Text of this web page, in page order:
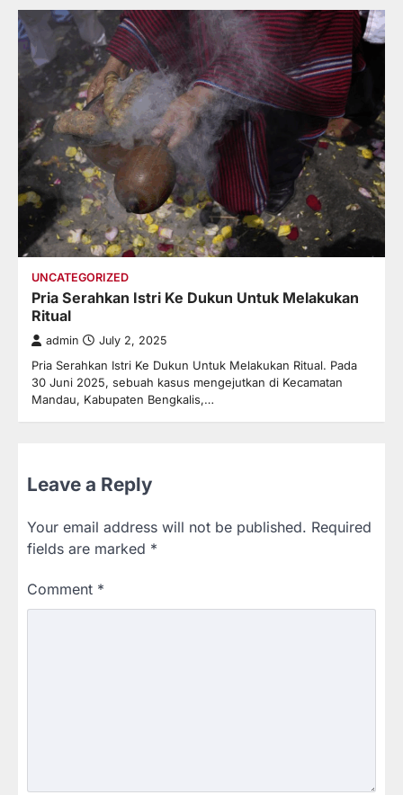
UNCATEGORIZED
Pria Serahkan Istri Ke Dukun Untuk Melakukan
Ritual
admin July 2, 2025
Pria Serahkan Istri Ke Dukun Untuk Melakukan Ritual. Pada
30 Juni 2025, sebuah kasus mengejutkan di Kecamatan
Mandau, Kabupaten Bengkalis,…
Leave a Reply
Your email address will not be published. Required
fields are marked *
Comment *